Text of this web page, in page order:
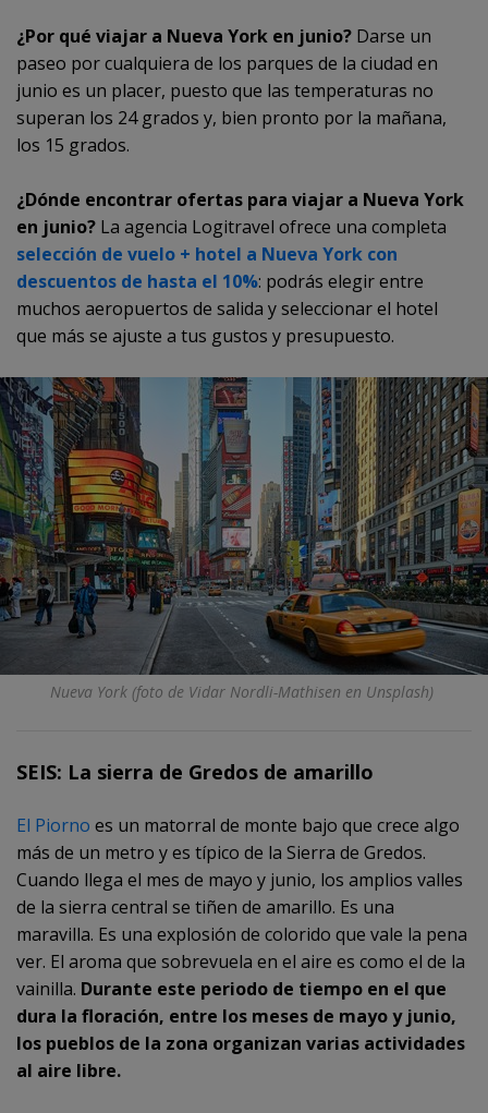
¿Por qué viajar a Nueva York en junio? Darse un
paseo por cualquiera de los parques de la ciudad en
junio es un placer, puesto que las temperaturas no
superan los 24 grados y, bien pronto por la mañana,
los 15 grados.
¿Dónde encontrar ofertas para viajar a Nueva York
en junio? La agencia Logitravel ofrece una completa
selección de vuelo + hotel a Nueva York con
descuentos de hasta el 10%: podrás elegir entre
muchos aeropuertos de salida y seleccionar el hotel
que más se ajuste a tus gustos y presupuesto.
Nueva York (foto de Vidar Nordli-Mathisen en Unsplash)
SEIS: La sierra de Gredos de amarillo
El Piorno es un matorral de monte bajo que crece algo
más de un metro y es típico de la Sierra de Gredos.
Cuando llega el mes de mayo y junio, los amplios valles
de la sierra central se tiñen de amarillo. Es una
maravilla. Es una explosión de colorido que vale la pena
ver. El aroma que sobrevuela en el aire es como el de la
vainilla. Durante este periodo de tiempo en el que
dura la floración, entre los meses de mayo y junio,
los pueblos de la zona organizan varias actividades
al aire libre.